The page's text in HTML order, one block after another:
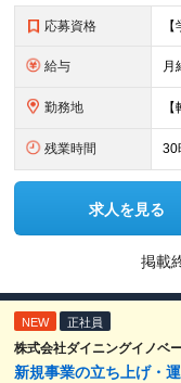
応募資格
給与
勤務地
残業時間 30
求人を見る
掲載
NEW 正社員
株式会社ダイニングイノベ
新規事業の立ち上げ・